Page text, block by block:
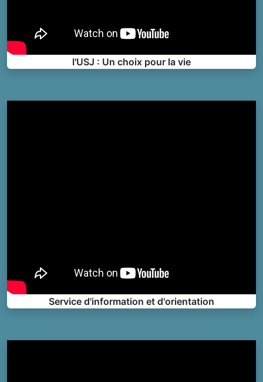
l'USJ : Un choix pour la vie
Service d'information et d'orientation